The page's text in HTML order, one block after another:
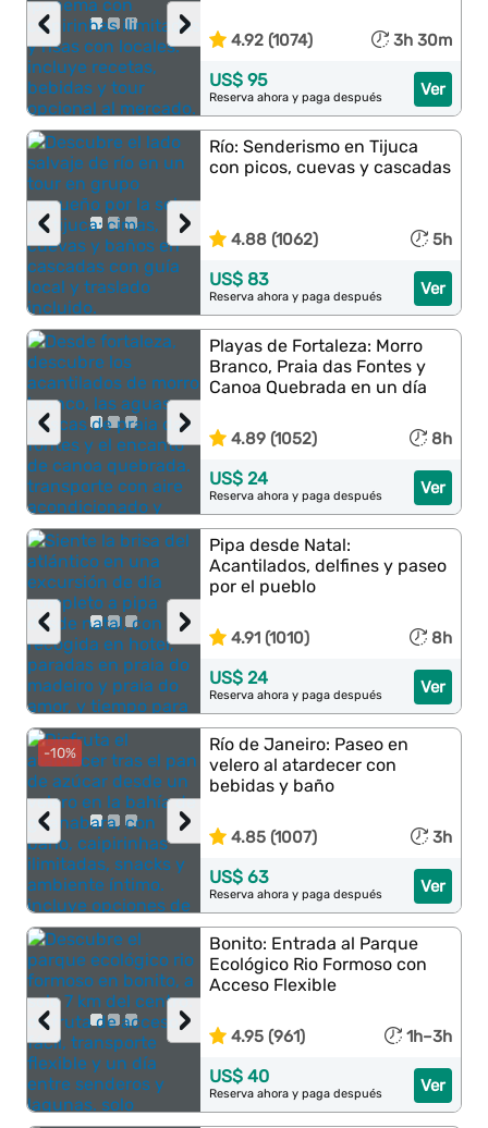
›
‹ 4.92 (1074) 3h 30m
Ver
US$ 95
Reserva ahora y paga después
›
‹
Río: Senderismo en Tijuca
con picos, cuevas y cascadas
4.88 (1062) 5h
Ver
US$ 83
Reserva ahora y paga después
›
‹
Playas de Fortaleza: Morro
Branco, Praia das Fontes y
Canoa Quebrada en un día
4.89 (1052) 8h
Ver
US$ 24
Reserva ahora y paga después
›
‹
Pipa desde Natal:
Acantilados, delfines y paseo
por el pueblo
4.91 (1010) 8h
Ver
US$ 24
Reserva ahora y paga después
-10%
›
‹
Río de Janeiro: Paseo en
velero al atardecer con
bebidas y baño
4.85 (1007) 3h
Ver
US$ 63
Reserva ahora y paga después
›
‹
Bonito: Entrada al Parque
Ecológico Rio Formoso con
Acceso Flexible
4.95 (961) 1h–3h
Ver
US$ 40
Reserva ahora y paga después